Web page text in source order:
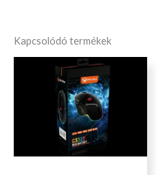
Kapcsolódó termékek